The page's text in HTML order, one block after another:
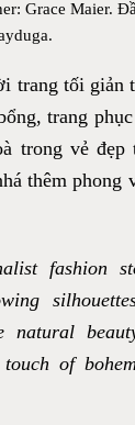
Grace Maier.
trang tối
trang
trong vẻ
thêm phong
fashion
natural
of